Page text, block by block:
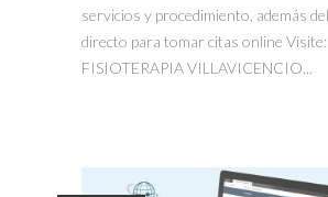
servicios y procedimiento, además
directo para tomar citas online Visite:
FISIOTERAPIA VILLAVICENCIO...